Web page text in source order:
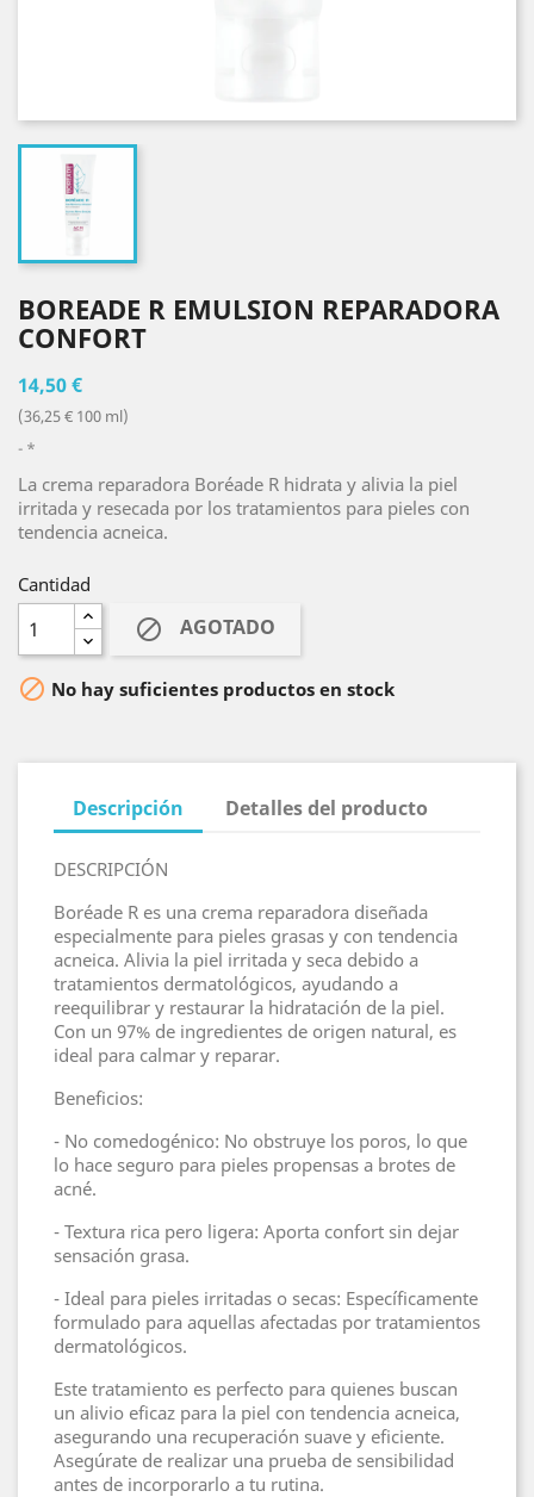
BOREADE R EMULSION REPARADORA
CONFORT
14,50 €
(36,25 € 100 ml)
*
La crema reparadora Boréade R hidrata y alivia la piel
irritada y resecada por los tratamientos para pieles con
tendencia acneica.
Cantidad
 AGOTADO
 No hay suficientes productos en stock
Descripción Detalles del producto
DESCRIPCIÓN
Boréade R es una crema reparadora diseñada
especialmente para pieles grasas y con tendencia
acneica. Alivia la piel irritada y seca debido a
tratamientos dermatológicos, ayudando a
reequilibrar y restaurar la hidratación de la piel.
Con un 97% de ingredientes de origen natural, es
ideal para calmar y reparar.
Beneficios:
- No comedogénico: No obstruye los poros, lo que
lo hace seguro para pieles propensas a brotes de
acné.
- Textura rica pero ligera: Aporta confort sin dejar
sensación grasa.
- Ideal para pieles irritadas o secas: Específicamente
formulado para aquellas afectadas por tratamientos
dermatológicos.
Este tratamiento es perfecto para quienes buscan
un alivio eficaz para la piel con tendencia acneica,
asegurando una recuperación suave y eficiente.
Asegúrate de realizar una prueba de sensibilidad
antes de incorporarlo a tu rutina.